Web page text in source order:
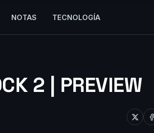
NOTAS TECNOLOGÍA
2 | PREVIEW